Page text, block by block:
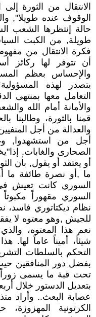
الانتقال من الثورة
الوقوف عنده طويلا",
حالة إنتظرها الشعب
طويلة, من الكبت
فكرة الانتقال من
أن تتوفر لها ركائز
والإحساس بعظم
يتصدر لهذه
التعامل معها بمنتهى
والأمانة أمام الله
قمنا بالثورة، وطالبنا
والعدالة من أجل
أجل من استشهدوا,
الصحارى والغابات.
أو يعتقد أو يقول, بأن
ما ,أو نصرة طائفة ما
السوري كانت تعيش
السوري مقهوراً
نظام ديكتاتوري فاسد،
للجيش ,وهو معتوه لا
نعم هذا المعتوه،
شيئاً، أميناً عاماً لها.
التحكم بالسلطات
تحت قبة ما يسمى زوراً
بتعديل الدستور خلال
عصابة البعث.. وأراد
الكرتونية